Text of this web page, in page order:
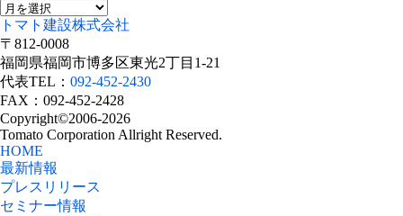
トマト建設株式会社
〒812-0008
福岡県福岡市博多区東光2丁目1-21
代表TEL： 092-452-2430
FAX：092-452-2428
Copyright©2006-2026
Tomato Corporation Allright Reserved.
HOME
最新情報
プレスリリース
セミナー情報